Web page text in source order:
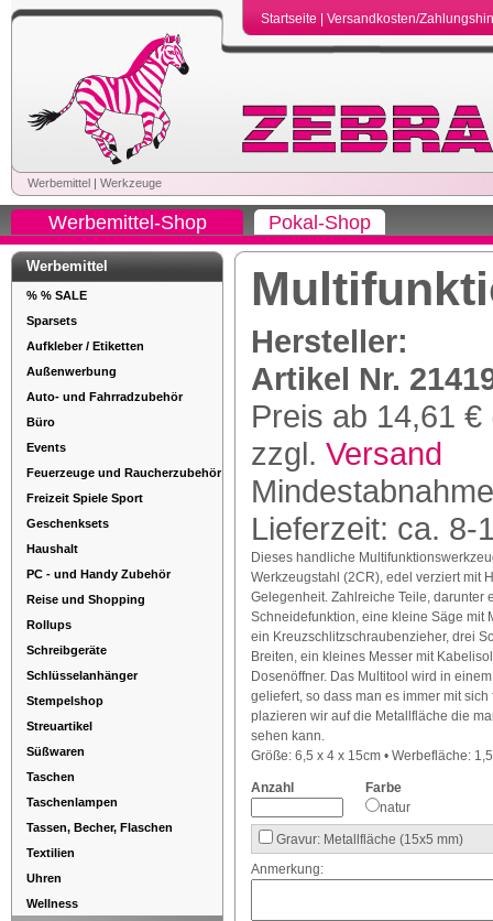
Startseite Versandkosten/
Werbemittel | Werkzeuge
Werbemittel-Shop Pokal-Shop
Werbemittel
% % SALE
Sparsets
Aufkleber / Etiketten
Außenwerbung
Auto- und Fahrradzubehör
Büro
Events
Feuerzeuge und Raucherzubehör
Freizeit Spiele Sport
Geschenksets
Haushalt
PC - und Handy Zubehör
Reise und Shopping
Rollups
Schreibgeräte
Schlüsselanhänger
Stempelshop
Streuartikel
Süßwaren
Taschen
Taschenlampen
Tassen, Becher, Flaschen
Textilien
Uhren
Wellness
Hersteller:
Artikel Nr.
Preis ab 14,61
zzgl. Versand
Lieferzeit: ca. 8-
Dieses handliche
Werkzeugstahl (2CR), edel verziert mit
Gelegenheit. Zahlreiche Teile, darunter
Schneidefunktion, eine kleine Säge mit
ein Kreuzschlitzschraubenzieher, drei
Breiten, ein kleines Messer mit
Dosenöffner. Das Multitool wird in
geliefert, so dass man es immer mit
plazieren wir auf die Metallfläche die
sehen kann.
Größe: 6,5 x 4 x 15cm • Werbefläche:
Anzahl
Farbe
natur
Gravur: Metallfläche (15x5 mm)
Anmerkung: